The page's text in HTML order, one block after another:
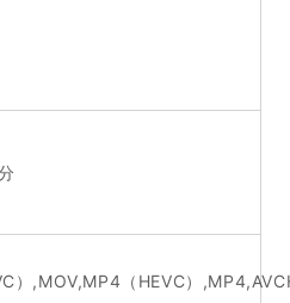
）,MOV,MP4（HEVC）